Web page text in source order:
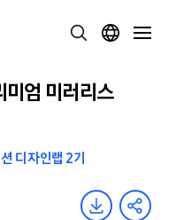
엄 미러리스
디자인랩 2기